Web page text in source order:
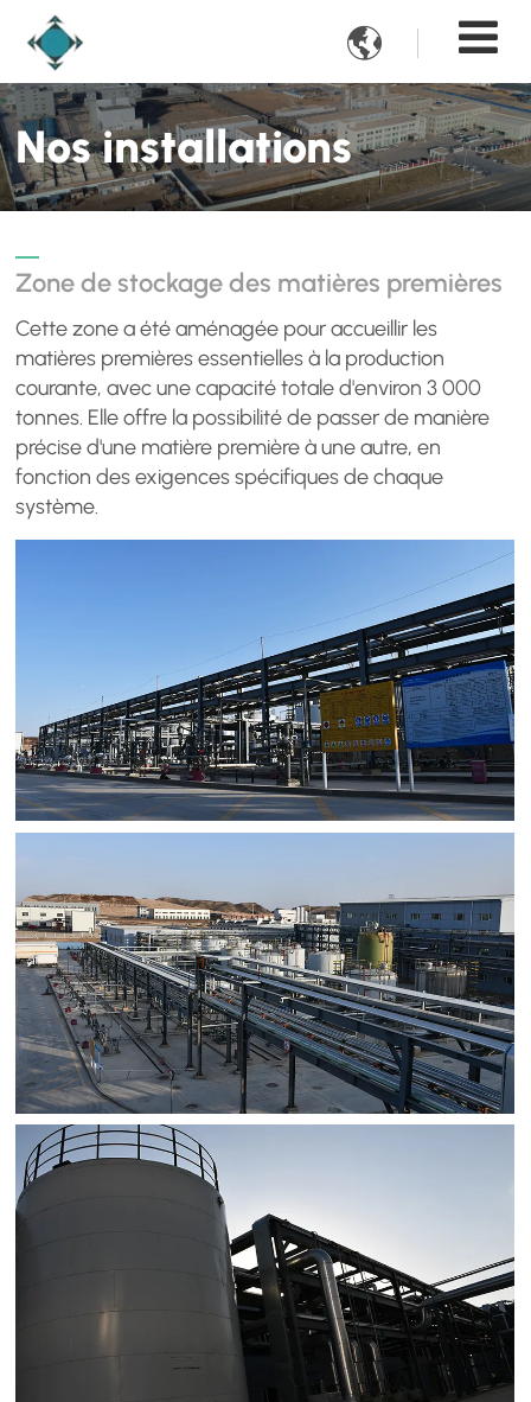

Nos installations
Zone de stockage des matières premières
Cette zone a été aménagée pour accueillir les
matières premières essentielles à la production
courante, avec une capacité totale d'environ 3 000
tonnes. Elle offre la possibilité de passer de manière
précise d'une matière première à une autre, en
fonction des exigences spécifiques de chaque
système.